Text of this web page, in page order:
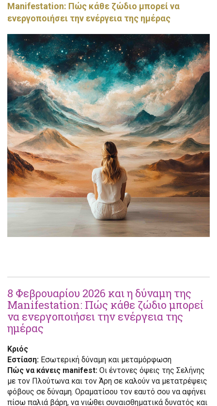
Manifestation: Πώς κάθε ζώδιο μπορεί να
ενεργοποιήσει την ενέργεια της ημέρας
8 Φεβρουαρίου 2026 και η δύναμη της
Manifestation: Πώς κάθε ζώδιο μπορεί
να ενεργοποιήσει την ενέργεια της
ημέρας
Κριός
Εστίαση: Εσωτερική δύναμη και μεταμόρφωση
Πώς να κάνεις manifest: Οι έντονες όψεις της Σελήνης
με τον Πλούτωνα και τον Άρη σε καλούν να μετατρέψεις
φόβους σε δύναμη. Οραματίσου τον εαυτό σου να αφήνει
πίσω παλιά βάρη, να νιώθει συναισθηματικά δυνατός και